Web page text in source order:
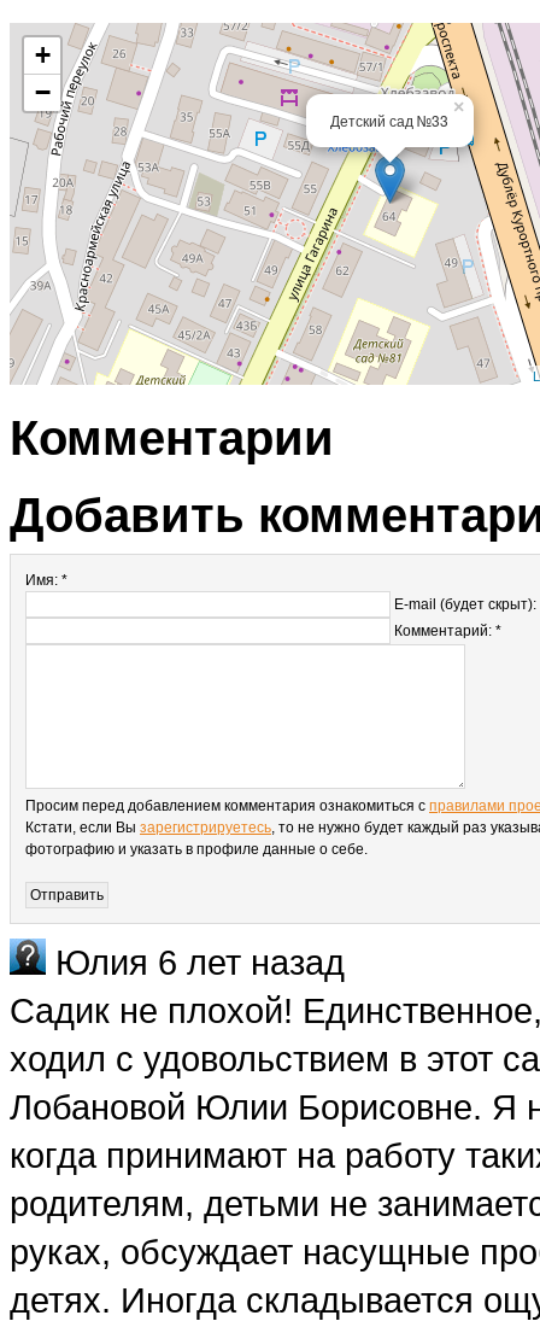
Детский сад №33
×
+
−
Комментарии
Добавить
Имя: *
E-mail (будет скрыт):
Комментарий: *
Просим перед добавлением комментария ознакомиться с правилами
Кстати, если Вы зарегистрируетесь, то не нужно будет каждый раз
фотографию и указать в профиле данные о себе.
Юлия 6 лет назад
Садик не плохой!
ходил с удовольствием в этот
Лобановой Юлии Борисовне. Я
когда принимают на работу
родителям, детьми не
руках, обсуждает насущные
детях. Иногда складывается